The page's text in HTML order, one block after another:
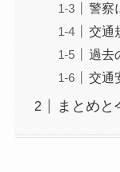
警察
交通
過去
交通
まとめと